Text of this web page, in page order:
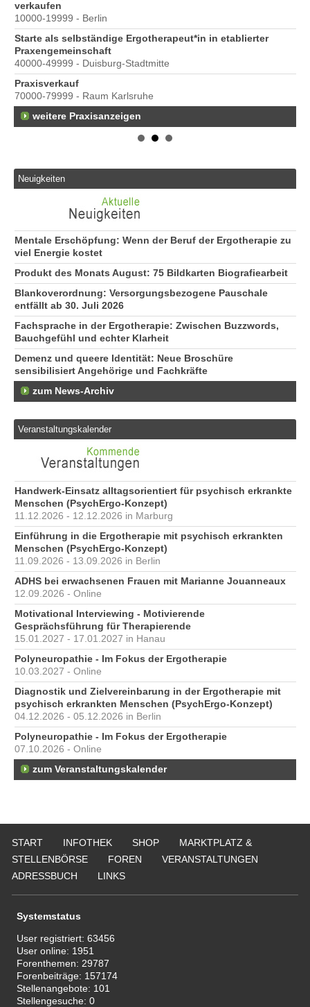
verkaufen
10000-19999 - Berlin
Starte als selbständige Ergotherapeut*in in etablierter
Praxengemeinschaft
40000-49999 - Duisburg-Stadtmitte
Praxisverkauf
70000-79999 - Raum Karlsruhe
weitere Praxisanzeigen
Neuigkeiten
Mentale Erschöpfung: Wenn der Beruf der Ergotherapie zu
viel Energie kostet
Produkt des Monats August: 75 Bildkarten Biografiearbeit
Blankoverordnung: Versorgungsbezogene Pauschale
entfällt ab 30. Juli 2026
Fachsprache in der Ergotherapie: Zwischen Buzzwords,
Bauchgefühl und echter Klarheit
Demenz und queere Identität: Neue Broschüre
sensibilisiert Angehörige und Fachkräfte
zum News-Archiv
Veranstaltungskalender
Handwerk-Einsatz alltagsorientiert für psychisch erkrankte
Menschen (PsychErgo-Konzept)
11.12.2026 - 12.12.2026 in Marburg
Einführung in die Ergotherapie mit psychisch erkrankten
Menschen (PsychErgo-Konzept)
11.09.2026 - 13.09.2026 in Berlin
ADHS bei erwachsenen Frauen mit Marianne Jouanneaux
12.09.2026 - Online
Motivational Interviewing - Motivierende
Gesprächsführung für Therapierende
15.01.2027 - 17.01.2027 in Hanau
Polyneuropathie - Im Fokus der Ergotherapie
10.03.2027 - Online
Diagnostik und Zielvereinbarung in der Ergotherapie mit
psychisch erkrankten Menschen (PsychErgo-Konzept)
04.12.2026 - 05.12.2026 in Berlin
Polyneuropathie - Im Fokus der Ergotherapie
07.10.2026 - Online
zum Veranstaltungskalender
START INFOTHEK SHOP
MARKTPLATZ &
STELLENBÖRSE
FOREN
VERANSTALTUNGEN
ADRESSBUCH
LINKS
Systemstatus
User registriert:63456
User online: 1951
Forenthemen: 29787
Forenbeiträge: 157174
Stellenangebote: 101
Stellengesuche:0